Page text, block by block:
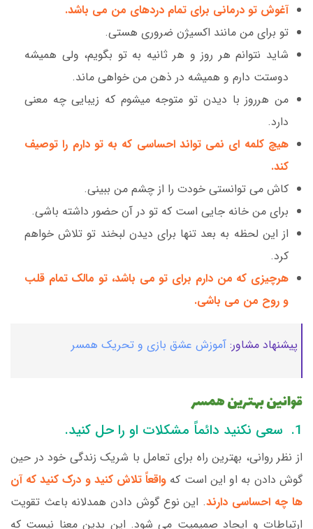
آغوش تو درمانی برای تمام دردهای من می باشد.
تو برای من مانند اکسیژن ضروری هستی.
شاید نتوانم هر روز و هر ثانیه به تو بگویم، ولی همیشه
دوستت دارم و همیشه در ذهن من خواهی ماند.
من هرروز با دیدن تو متوجه میشوم که زیبایی چه معنی
دارد.
هیچ کلمه ای نمی تواند احساسی که به تو دارم را توصیف
کند.
کاش می توانستی خودت را از چشم من ببینی.
برای من خانه جایی است که تو در آن حضور داشته باشی.
از این لحظه به بعد تنها برای دیدن لبخند تو تلاش خواهم
کرد.
هرچیزی که من دارم برای تو می باشد، تو مالک تمام قلب
و روح من می باشی.
پیشنهاد مشاور: آموزش عشق بازی و تحریک همسر
قوانین بهترین همسر
1. سعی نکنید دائماً مشکلات او را حل کنید.
از نظر روانی، بهترین راه برای تعامل با شریک زندگی خود در حین
گوش دادن به او این است که واقعاً تلاش کنید و درک کنید که آن
ها چه احساسی دارند. این نوع گوش دادن همدلانه باعث تقویت
ارتباطات و ایجاد صمیمیت می شود. این بدین معنا نیست که